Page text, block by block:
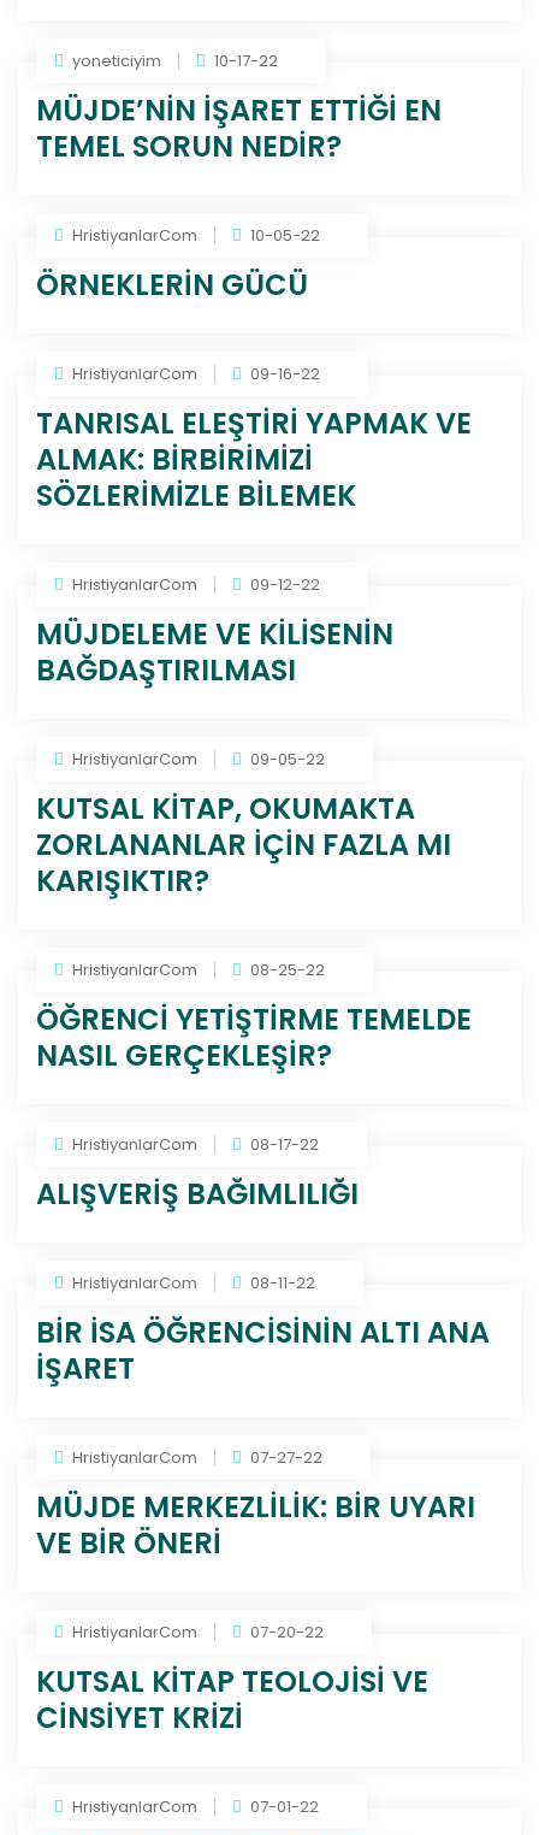
yoneticiyim 10-17-22
MÜJDE’NİN İŞARET ETTİĞİ EN
TEMEL SORUN NEDİR?
HristiyanlarCom 10-05-22
ÖRNEKLERİN GÜCÜ
HristiyanlarCom 09-16-22
TANRISAL ELEŞTİRİ YAPMAK VE
ALMAK: BİRBİRİMİZİ
SÖZLERİMİZLE BİLEMEK
HristiyanlarCom 09-12-22
MÜJDELEME VE KİLİSENİN
BAĞDAŞTIRILMASI
HristiyanlarCom 09-05-22
KUTSAL KİTAP, OKUMAKTA
ZORLANANLAR İÇİN FAZLA MI
KARIŞIKTIR?
HristiyanlarCom 08-25-22
ÖĞRENCİ YETİŞTİRME TEMELDE
NASIL GERÇEKLEŞİR?
HristiyanlarCom 08-17-22
ALIŞVERİŞ BAĞIMLILIĞI
HristiyanlarCom 08-11-22
BİR İSA ÖĞRENCİSİNİN ALTI ANA
İŞARET
HristiyanlarCom 07-27-22
MÜJDE MERKEZLİLİK: BİR UYARI
VE BİR ÖNERİ
HristiyanlarCom 07-20-22
KUTSAL KİTAP TEOLOJİSİ VE
CİNSİYET KRİZİ
HristiyanlarCom 07-01-22